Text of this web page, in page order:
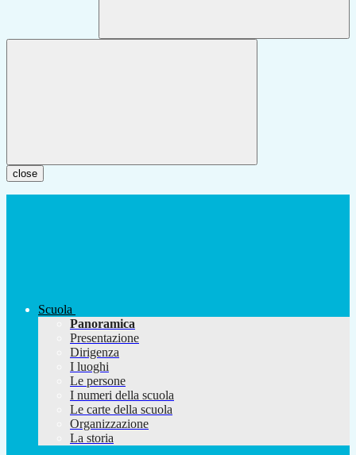
close
Scuola
Panoramica
Presentazione
Dirigenza
I luoghi
Le persone
I numeri della scuola
Le carte della scuola
Organizzazione
La storia